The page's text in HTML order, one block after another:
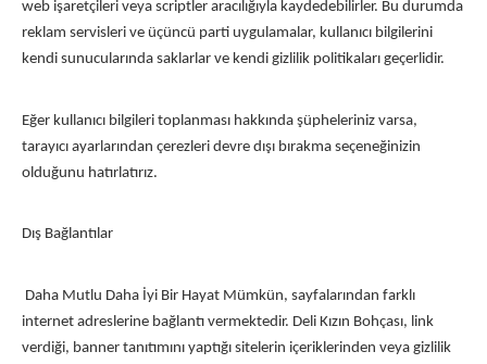
web işaretçileri veya scriptler aracılığıyla kaydedebilirler. Bu durumda
reklam servisleri ve üçüncü parti uygulamalar, kullanıcı bilgilerini
kendi sunucularında saklarlar ve kendi gizlilik politikaları geçerlidir.
Eğer kullanıcı bilgileri toplanması hakkında şüpheleriniz varsa,
tarayıcı ayarlarından çerezleri devre dışı bırakma seçeneğinizin
olduğunu hatırlatırız.
Dış Bağlantılar
Daha Mutlu Daha İyi Bir Hayat Mümkün, sayfalarından farklı
internet adreslerine bağlantı vermektedir. Deli Kızın Bohçası, link
verdiği, banner tanıtımını yaptığı sitelerin içeriklerinden veya gizlilik